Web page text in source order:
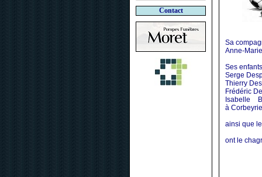
Contact
Sa
Anne-
Ses
Serge
Thierry
Frédéric
Isabelle
à
ainsi que
ont le